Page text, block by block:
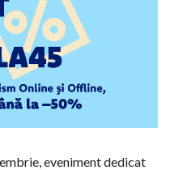
eveniment dedicat